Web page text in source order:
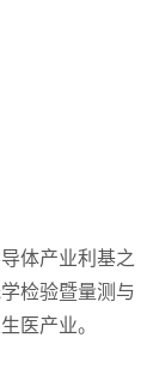
体产业利基之
检验暨量测与
医产业。